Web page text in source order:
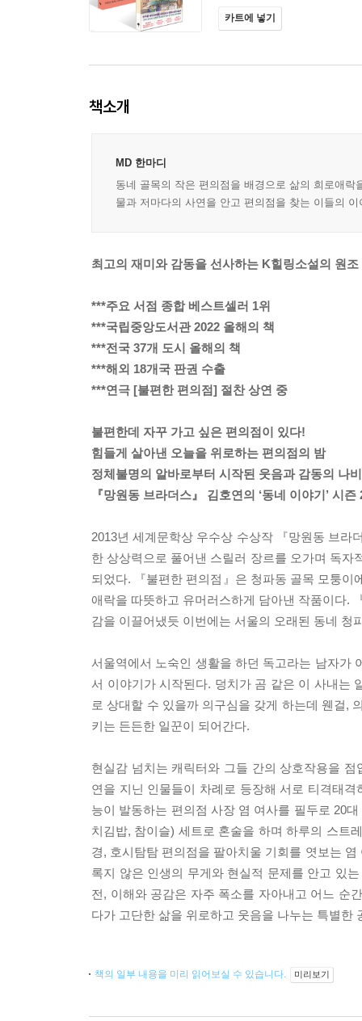
카트에 넣기
책소개
MD 한마디
동네 골목의 작은 편의점을 배경으로 삶의 희로애
물과 저마다의 사연을 안고 편의점을 찾는 이들의
최고의 재미와 감동을 선사하는 K힐링소설의 원조
***주요 서점 종합 베스트셀러 1위
***국립중앙도서관 2022 올해의 책
***전국 37개 도시 올해의 책
***해외 18개국 판권 수출
***연극 [불편한 편의점] 절찬 상연 중
불편한데 자꾸 가고 싶은 편의점이 있다!
힘들게 살아낸 오늘을 위로하는 편의점의 밤
정체불명의 알바로부터 시작된 웃음과 감동의 나
『망원동 브라더스』 김호연의 ‘동네 이야기’ 시즌
2013년 세계문학상 우수상 수상작 『망원동 브
한 상상력으로 풀어낸 스릴러 장르를 오가며 독
되었다. 『불편한 편의점』은 청파동 골목 모퉁
애락을 따뜻하고 유머러스하게 담아낸 작품이다.
감을 이끌어냈듯 이번에는 서울의 오래된 동네 청
서울역에서 노숙인 생활을 하던 독고라는 남자가
서 이야기가 시작된다. 덩치가 곰 같은 이 사내는
로 상대할 수 있을까 의구심을 갖게 하는데 웬걸,
키는 든든한 일꾼이 되어간다.
현실감 넘치는 캐릭터와 그들 간의 상호작용을
연을 지닌 인물들이 차례로 등장해 서로 티격태
능이 발동하는 편의점 사장 염 여사를 필두로 20
치김밥, 참이슬) 세트로 혼술을 하며 하루의 스트
경, 호시탐탐 편의점을 팔아치울 기회를 엿보는
록지 않은 인생의 무게와 현실적 문제를 안고 있
전, 이해와 공감은 자주 폭소를 자아내고 어느 순
다가 고단한 삶을 위로하고 웃음을 나누는 특별한
책의 일부 내용을 미리 읽어보실 수 있습니다. 미리보기